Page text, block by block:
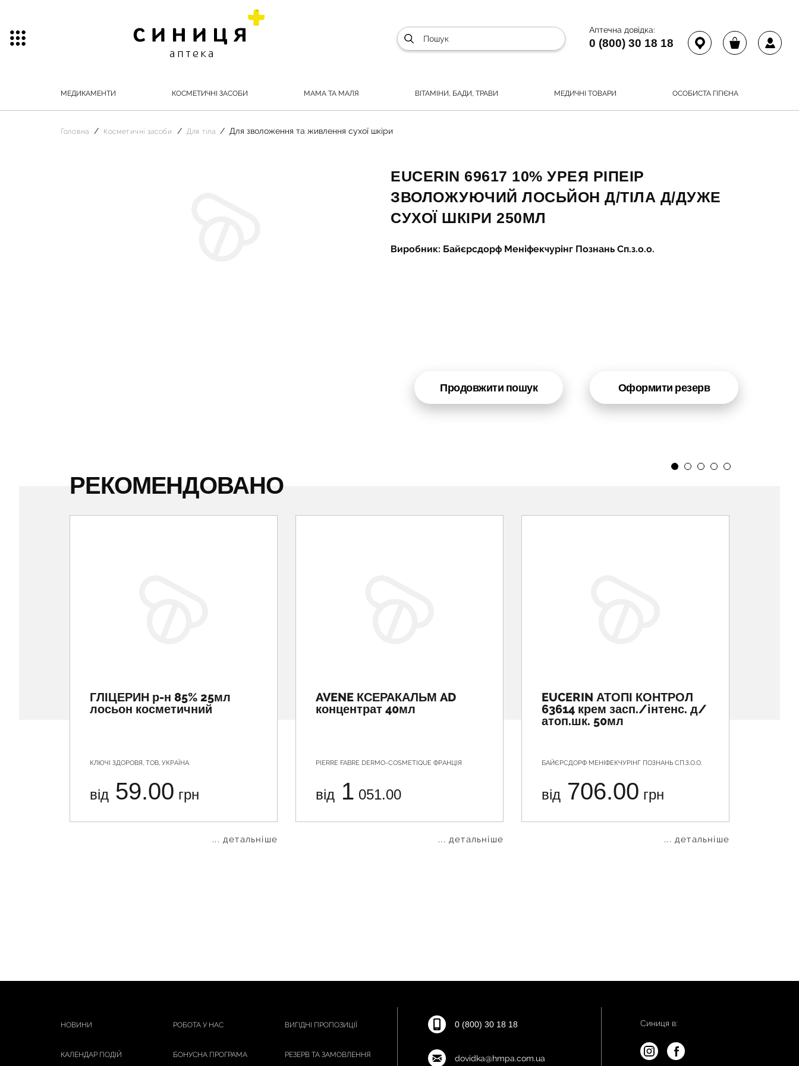
Аптечна довідка:
0 (800) 30 18 18
МЕДИКАМЕНТИ КОСМЕТИЧНІ ЗАСОБИ МАМА ТА МАЛЯ ВІТАМІНИ, БАДИ, ТРАВИ МЕДИЧНІ ТОВАРИ ОСОБИСТА ГІГІЄНА
Головна Косметичні засоби Для тіла Для зволоження та живлення сухої шкіри
EUCERIN 69617 10% УРЕЯ РІПЕІР
ЗВОЛОЖУЮЧИЙ ЛОСЬЙОН Д/ТІЛА Д/ДУЖЕ
СУХОЇ ШКІРИ 250МЛ
Виробник: Байєрсдорф Меніфекчурінг Познань Сп.з.о.о.
Продовжити пошук Оформити резерв
РЕКОМЕНДОВАНО
ГЛІЦЕРИН р-н 85% 25мл
лосьон косметичний
КЛЮЧІ ЗДОРОВЯ, ТОВ, УКРАЇНА
від 59.00 грн
... детальніше
AVENE КСЕРАКАЛЬМ AD
концентрат 40мл
PIERRE FABRE DERMO-COSMETIQUE ФРАНЦІЯ
від 1 051.00
... детальніше
EUCERIN АТОПІ КОНТРОЛ
63614 крем засп./інтенс. д/
атоп.шк. 50мл
БАЙЄРСДОРФ МЕНІФЕКЧУРІНГ ПОЗНАНЬ СП.З.О.О.
від 706.00 грн
... детальніше
НОВИНИ РОБОТА У НАС ВИГІДНІ ПРОПОЗИЦІЇ
КАЛЕНДАР ПОДІЙ БОНУСНА ПРОГРАМА РЕЗЕРВ ТА ЗАМОВЛЕННЯ
0 (800) 30 18 18
dovidka@hmpa.com.ua
Синиця в: